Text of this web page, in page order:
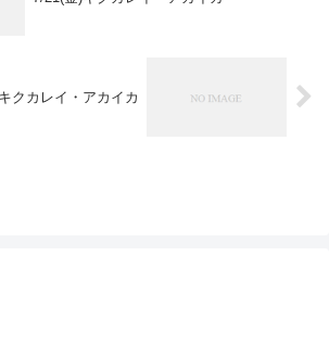
クカレイ・アカイカ